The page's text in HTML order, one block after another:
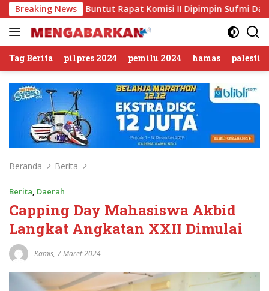
Langsung
ke
konten
Breaking News
Buntut Rapat Komisi II Dipimpin Sufmi Dasco Ahmad
Tag Berita pilpres 2024 pemilu 2024 hamas
Beranda Berita
Berita, Daerah
Capping Day Mahasiswa Akbid
Langkat Angkatan XXII Dimulai
Kamis, 7 Maret 2024